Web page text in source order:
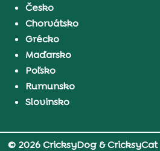
Česko
Chorvátsko
Grécko
Maďarsko
Poľsko
Rumunsko
Slovinsko
© 2026 CricksyDog & CricksyCat